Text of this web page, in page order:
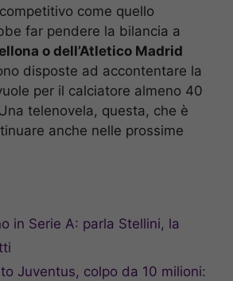
come quello
far pendere la bilancia a
o dell’Atletico Madrid
disposte ad accontentare la
per il calciatore almeno 40
telenovela, questa, che è
anche nelle prossime
in Serie A: parla Stellini, la
Juventus, colpo da 10 milioni: